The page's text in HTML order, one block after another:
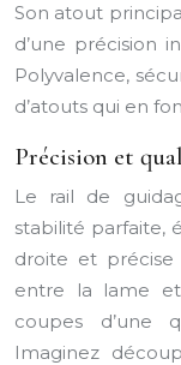
Son atout
d’une précision
Polyvalence,
d’atouts qui en
Précision et
Le rail de
stabilité parfaite,
droite et précise
entre la lame
coupes d’une
Imaginez